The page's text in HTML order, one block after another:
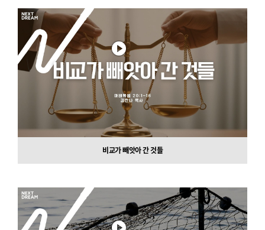
비교가 빼앗아 간 것들